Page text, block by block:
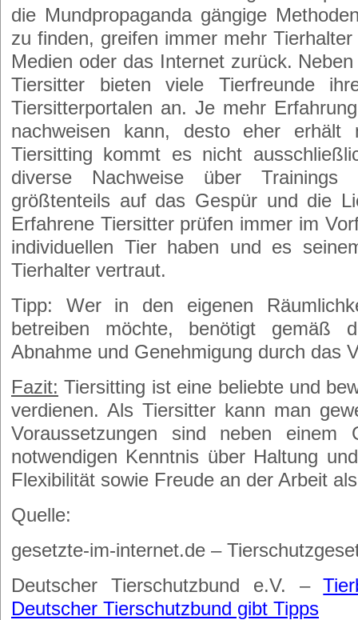
die Mundpropaganda gängige
zu finden, greifen immer mehr
Medien oder das Internet zurück.
Tiersitter bieten viele Tierfreunde
Tiersitterportalen an. Je mehr
nachweisen kann, desto eher erhält
Tiersitting kommt es nicht
diverse Nachweise über
größtenteils auf das Gespür und die
Erfahrene Tiersitter prüfen immer im
individuellen Tier haben und es
Tierhalter vertraut.
Tipp: Wer in den eigenen
betreiben möchte, benötigt gemäß
Abnahme und Genehmigung durch das
Fazit: Tiersitting ist eine beliebte und
verdienen. Als Tiersitter kann man
Voraussetzungen sind neben
notwendigen Kenntnis über Haltung
Flexibilität sowie Freude an der Arbeit
Quelle:
gesetzte-im-internet.de –
Deutscher Tierschutzbund e.V. –
Deutscher Tierschutzbund gibt Tipps